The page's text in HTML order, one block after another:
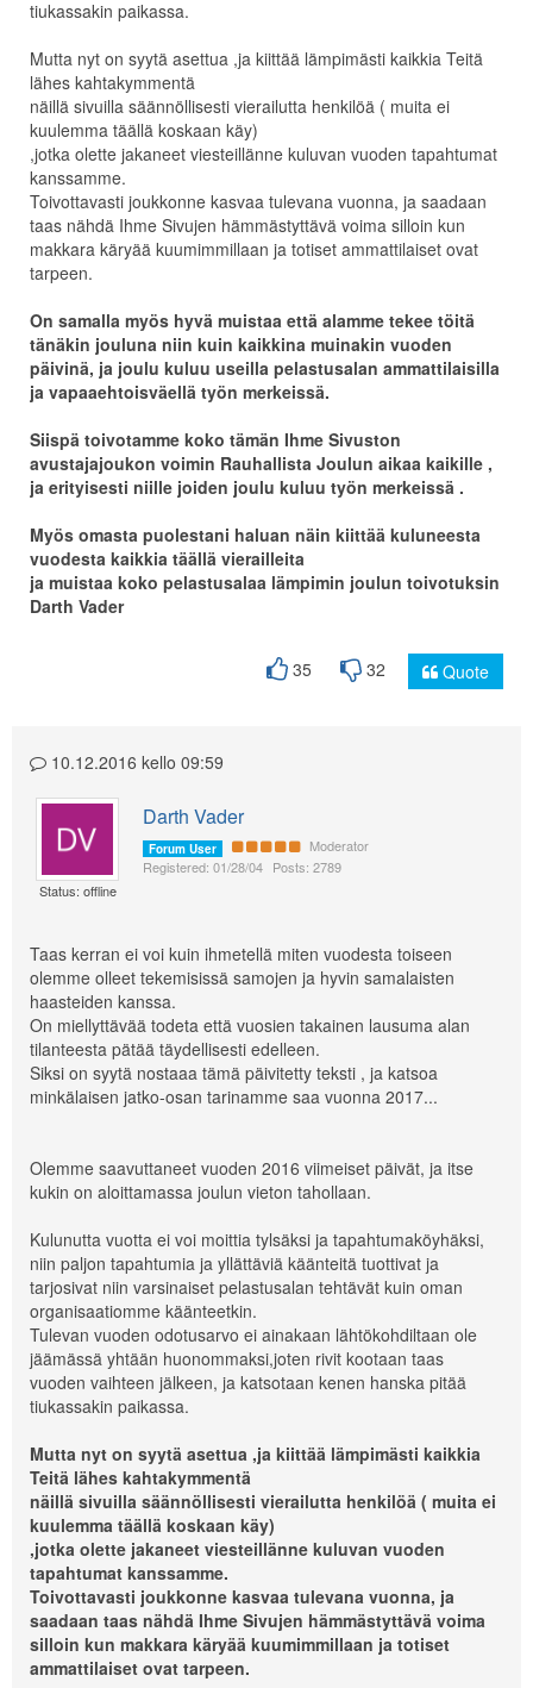
tiukassakin paikassa.
Mutta nyt on syytä asettua ,ja kiittää lämpimästi kaikkia Teitä
lähes kahtakymmentä
näillä sivuilla säännöllisesti vierailutta henkilöä ( muita ei
kuulemma täällä koskaan käy)
,jotka olette jakaneet viesteillänne kuluvan vuoden tapahtumat
kanssamme.
Toivottavasti joukkonne kasvaa tulevana vuonna, ja saadaan
taas nähdä Ihme Sivujen hämmästyttävä voima silloin kun
makkara käryää kuumimmillaan ja totiset ammattilaiset ovat
tarpeen.
On samalla myös hyvä muistaa että alamme tekee töitä
tänäkin jouluna niin kuin kaikkina muinakin vuoden
päivinä, ja joulu kuluu useilla pelastusalan ammattilaisilla
ja vapaaehtoisväellä työn merkeissä.
Siispä toivotamme koko tämän Ihme Sivuston
avustajajoukon voimin Rauhallista Joulun aikaa kaikille ,
ja erityisesti niille joiden joulu kuluu työn merkeissä .
Myös omasta puolestani haluan näin kiittää kuluneesta
vuodesta kaikkia täällä vierailleita
ja muistaa koko pelastusalaa lämpimin joulun toivotuksin
Darth Vader
35 32 Quote
10.12.2016 kello 09:59
Status: offline
Darth Vader
Forum User
Moderator
Registered: 01/28/04 Posts: 2789
Taas kerran ei voi kuin ihmetellä miten vuodesta toiseen
olemme olleet tekemisissä samojen ja hyvin samalaisten
haasteiden kanssa.
On miellyttävää todeta että vuosien takainen lausuma alan
tilanteesta pätää täydellisesti edelleen.
Siksi on syytä nostaaa tämä päivitetty teksti , ja katsoa
minkälaisen jatko-osan tarinamme saa vuonna 2017...
Olemme saavuttaneet vuoden 2016 viimeiset päivät, ja itse
kukin on aloittamassa joulun vieton tahollaan.
Kulunutta vuotta ei voi moittia tylsäksi ja tapahtumaköyhäksi,
niin paljon tapahtumia ja yllättäviä käänteitä tuottivat ja
tarjosivat niin varsinaiset pelastusalan tehtävät kuin oman
organisaatiomme käänteetkin.
Tulevan vuoden odotusarvo ei ainakaan lähtökohdiltaan ole
jäämässä yhtään huonommaksi,joten rivit kootaan taas
vuoden vaihteen jälkeen, ja katsotaan kenen hanska pitää
tiukassakin paikassa.
Mutta nyt on syytä asettua ,ja kiittää lämpimästi kaikkia
Teitä lähes kahtakymmentä
näillä sivuilla säännöllisesti vierailutta henkilöä ( muita ei
kuulemma täällä koskaan käy)
,jotka olette jakaneet viesteillänne kuluvan vuoden
tapahtumat kanssamme.
Toivottavasti joukkonne kasvaa tulevana vuonna, ja
saadaan taas nähdä Ihme Sivujen hämmästyttävä voima
silloin kun makkara käryää kuumimmillaan ja totiset
ammattilaiset ovat tarpeen.